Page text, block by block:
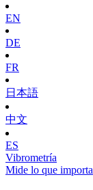
EN
DE
FR
日本語
中文
ES
Vibrometría
Mide lo que importa